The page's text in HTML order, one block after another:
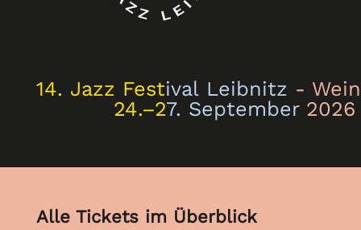
14. Jazz Festival Leibnitz -
24.–27. September 2026
Alle Tickets im Überblick